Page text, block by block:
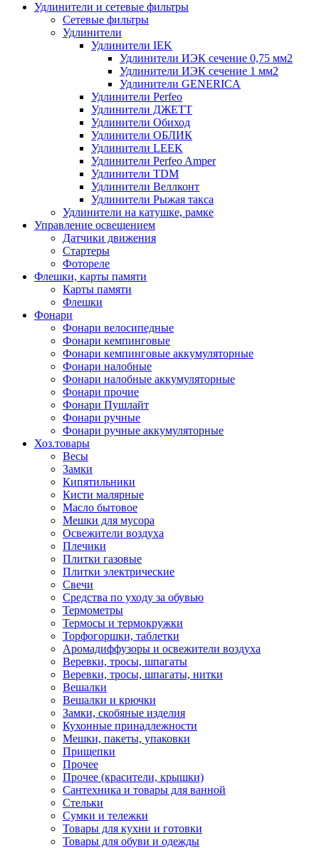
Удлинители и сетевые фильтры
Сетевые фильтры
Удлинители
Удлинители IEK
Удлинители ИЭК сечение 0,75 мм2
Удлинители ИЭК сечение 1 мм2
Удлинители GENERICA
Удлинители Perfeo
Удлинители ДЖЕТТ
Удлинители Обиход
Удлинители ОБЛИК
Удлинители LEEK
Удлинители Perfeo Amper
Удлинители TDM
Удлинители Веллконт
Удлинители Рыжая такса
Удлинители на катушке, рамке
Управление освещением
Датчики движения
Стартеры
Фотореле
Флешки, карты памяти
Карты памяти
Флешки
Фонари
Фонари велосипедные
Фонари кемпинговые
Фонари кемпинговые аккумуляторные
Фонари налобные
Фонари налобные аккумуляторные
Фонари прочие
Фонари Пушлайт
Фонари ручные
Фонари ручные аккумуляторные
Хоз.товары
Весы
Замки
Кипятильники
Кисти малярные
Масло бытовое
Мешки для мусора
Освежители воздуха
Плечики
Плитки газовые
Плитки электрические
Свечи
Средства по уходу за обувью
Термометры
Термосы и термокружки
Торфогоршки, таблетки
Аромадиффузоры и освежители воздуха
Веревки, тросы, шпагаты
Веревки, тросы, шпагаты, нитки
Вешалки
Вешалки и крючки
Замки, скобяные изделия
Кухонные принадлежности
Мешки, пакеты, упаковки
Прищепки
Прочее
Прочее (красители, крышки)
Сантехника и товары для ванной
Стельки
Сумки и тележки
Товары для кухни и готовки
Товары для обуви и одежды